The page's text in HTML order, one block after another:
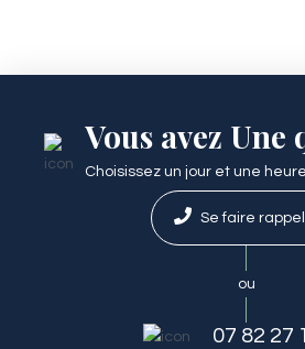
Vous avez Une
Choisissez un jour et une
Se faire
ou
07 82 27